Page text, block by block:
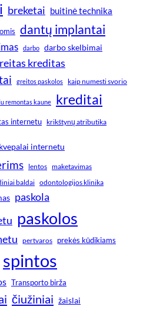
breketai buitinė technika
dantų implantai
darbo darbo skelbimai
kreditas
greitos paskolos kaip numesti svorio
remontas kaune kreditai
internetu krikštynų atributika
kvepalai internetu
lentos maketavimas
baldai odontologijos klinika
paskola
paskolos
pertvaros prekės kūdikiams
spintos
Transporto birža
čiužiniai žaislai